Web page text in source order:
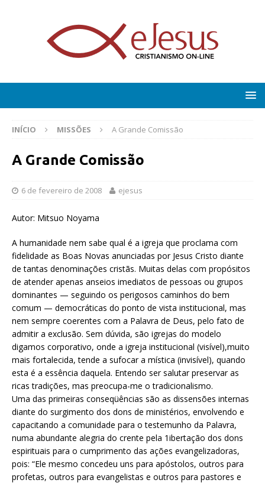
INÍCIO MISSÕES A Grande Comissão
A Grande Comissão
6 de fevereiro de 2008 ejesus
Autor: Mitsuo Noyama
A humanidade nem sabe qual é a igreja que proclama com
fidelidade as Boas Novas anunciadas por Jesus Cristo diante
de tantas denominações cristãs. Muitas delas com propósitos
de atender apenas anseios imediatos de pessoas ou grupos
dominantes — seguindo os perigosos caminhos do bem
comum — democráticas do ponto de vista institucional, mas
nem sempre coerentes com a Palavra de Deus, pelo fato de
admitir a exclusão. Sem dúvida, são igrejas do modelo
digamos corporativo, onde a igreja institucional (visível),muito
mais fortalecida, tende a sufocar a mística (invisível), quando
esta é a essência daquela. Entendo ser salutar preservar as
ricas tradições, mas preocupa-me o tradicionalismo.
Uma das primeiras conseqüências são as dissensões internas
diante do surgimento dos dons de ministérios, envolvendo e
capacitando a comunidade para o testemunho da Palavra,
numa abundante alegria do crente pela 1ibertação dos dons
espirituais para o cumprimento das ações evangelizadoras,
pois: “Ele mesmo concedeu uns para apóstolos, outros para
profetas, outros para evangelistas e outros para pastores e